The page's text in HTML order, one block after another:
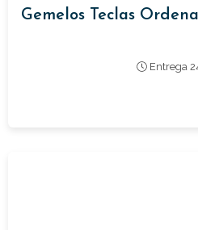
Gemelos Teclas
Entrega